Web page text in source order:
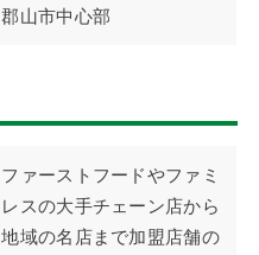
郡山市中心部
ファーストフードやファミ
レスの大手チェーン店から
地域の名店まで加盟店舗の